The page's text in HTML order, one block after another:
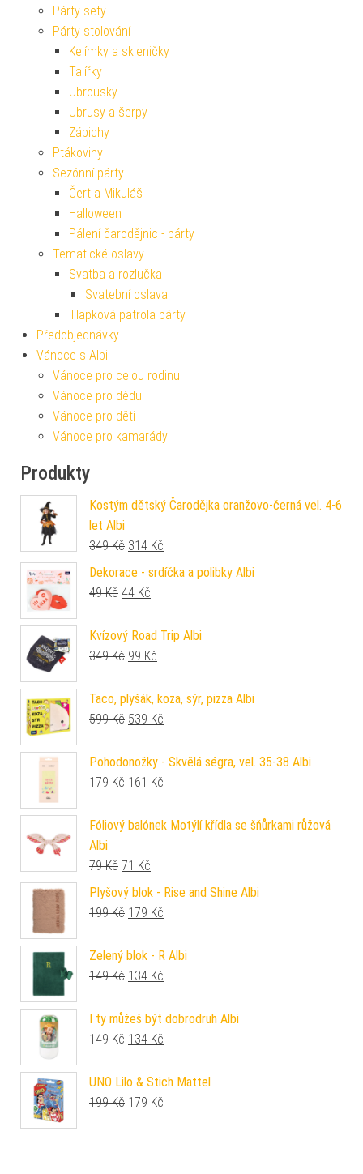
Párty sety
Párty stolování
Kelímky a skleničky
Talířky
Ubrousky
Ubrusy a šerpy
Zápichy
Ptákoviny
Sezónní párty
Čert a Mikuláš
Halloween
Pálení čarodějnic - párty
Tematické oslavy
Svatba a rozlučka
Svatební oslava
Tlapková patrola párty
Předobjednávky
Vánoce s Albi
Vánoce pro celou rodinu
Vánoce pro dědu
Vánoce pro děti
Vánoce pro kamarády
Produkty
Kostým dětský Čarodějka oranžovo-černá vel. 4-6
let Albi
349Kč Původní cena byla: 349 Kč.
314 Kč
Dekorace - srdíčka a polibky Albi
49Kč Původní cena byla: 49 Kč.
44 Kč
Kvízový Road Trip Albi
349Kč Původní cena byla: 349 Kč.
99 Kč
Taco, plyšák, koza, sýr, pizza Albi
599Kč Původní cena byla: 599 Kč.
539 Kč
Pohodonožky - Skvělá ségra, vel. 35-38 Albi
179Kč Původní cena byla: 179 Kč.
161 Kč
Fóliový balónek Motýlí křídla se šňůrkami růžová
Albi
79Kč Původní cena byla: 79 Kč.
71 Kč
Plyšový blok - Rise and Shine Albi
199Kč Původní cena byla: 199 Kč.
179 Kč
Zelený blok - R Albi
149Kč Původní cena byla: 149 Kč.
134 Kč
I ty můžeš být dobrodruh Albi
149Kč Původní cena byla: 149 Kč.
134 Kč
UNO Lilo & Stich Mattel
199Kč Původní cena byla: 199 Kč.
179 Kč